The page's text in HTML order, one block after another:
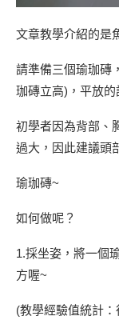
文章教學介紹的是
請準備三個瑜珈磚
珈磚立高)，平放
初學者因為背部、
過大，因此建議頭
瑜珈磚~
如何做呢？
1.採坐姿，將一個
方喔~
(教學經驗值統計